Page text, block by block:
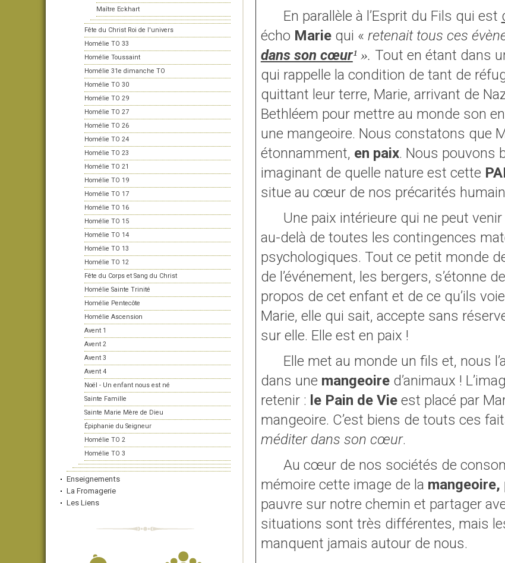
Maître Eckhart
Fête du Christ Roi de l'univers
Homélie TO 33
Homélie Toussaint
Homélie 31e dimanche TO
Homélie TO 30
Homélie TO 29
Homélie TO 27
Homélie TO 26
Homélie TO 24
Homélie TO 23
Homélie TO 21
Homélie TO 19
Homélie TO 17
Homélie TO 16
Homélie TO 15
Homélie TO 14
Homélie TO 13
Homélie TO 12
Fête du Corps et Sang du Christ
Homélie Sainte Trinité
Homélie Pentecôte
Homélie Ascension
Avent 1
Avent 2
Avent 3
Avent 4
Noël - Un enfant nous est né
Sainte Famille
Sainte Marie Mère de Dieu
Épiphanie du Seigneur
Homélie TO 2
Homélie TO 3
Enseignements
La Fromagerie
Les Liens
En parallèle à l’Esprit du Fils qui est
écho Mariequi « retenait tous ces
dans son cœur¹ ». Tout en étant dans
qui rappelle la condition de tant de
quittant leur terre, Marie, arrivant de
Bethléem pour mettre au monde son
une mangeoire. Nous constatons que
étonnamment, en paix. Nous pouvons
imaginant de quelle nature est cette
situe au cœur de nos précarités
Une paix intérieure qui ne peut
au-delà de toutes les contingences
psychologiques. Tout ce petit monde
de l’événement, les bergers, s’étonne
propos de cet enfant et de ce qu’ils
Marie, elle qui sait, accepte sans
sur elle. Elle est en paix !
Elle met au monde un fils et, nous
dans une mangeoired’animaux !
retenir : le Pain de Vieest placé par
mangeoire. C’est biens de touts ces
méditer dans son cœur.
Au cœur de nos sociétés de
mémoire cette image de la mangeoire,
pauvre sur notre chemin et partager
situations sont très différentes, mais
manquent jamais autour de nous.